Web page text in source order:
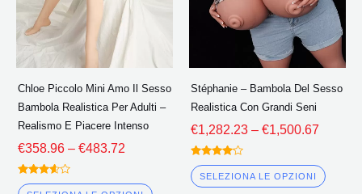
Chloe Piccolo Mini Amo Il Sesso
Bambola Realistica Per Adulti –
Realismo E Piacere Intenso
€358.96 – €483.72
Valutato
essere
nella
pagina
prodotto
Stéphanie – Bambola Del Sesso
Realistica Con Grandi Seni
€1,282.23 – €1,500.67
Valutato
4.00
fuori da 5
SELEZIONA LE OPZIONI